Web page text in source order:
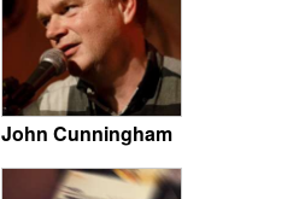
John Cunningham